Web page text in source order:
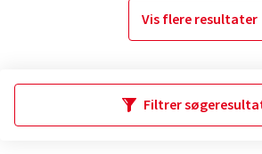
Vis flere resultater
Filtrer